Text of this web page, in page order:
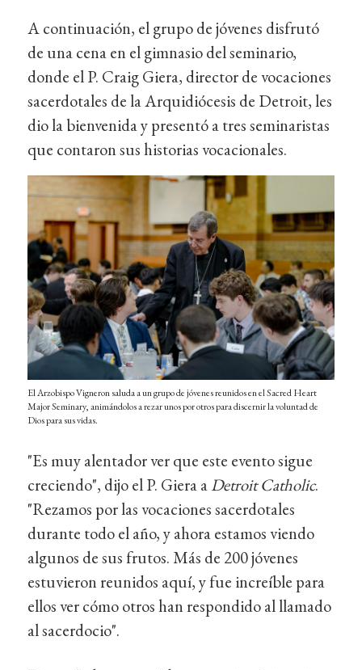
A continuación, el grupo de jóvenes disfrutó
de una cena en el gimnasio del seminario,
donde el P. Craig Giera, director de vocaciones
sacerdotales de la Arquidiócesis de Detroit, les
dio la bienvenida y presentó a tres seminaristas
que contaron sus historias vocacionales.
El Arzobispo Vigneron saluda a un grupo de jóvenes reunidos en el Sacred Heart
Major Seminary, animándolos a rezar unos por otros para discernir la voluntad de
Dios para sus vidas.
"Es muy alentador ver que este evento sigue
creciendo", dijo el P. Giera aDetroit Catholic.
"Rezamos por las vocaciones sacerdotales
durante todo el año, y ahora estamos viendo
algunos de sus frutos. Más de 200 jóvenes
estuvieron reunidos aquí, y fue increíble para
ellos ver cómo otros han respondido al llamado
al sacerdocio".